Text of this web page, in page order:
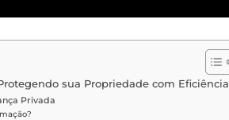
sua Propriedade com Eficiência
Privada